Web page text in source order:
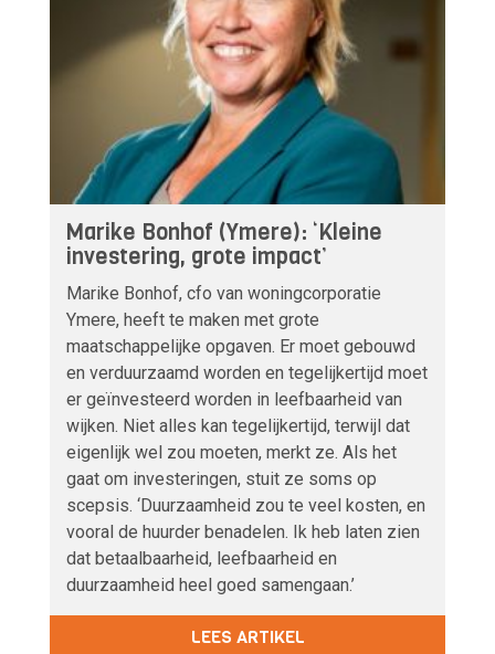
Marike Bonhof (Ymere): ‘Kleine
investering, grote impact’
Marike Bonhof, cfo van woningcorporatie
Ymere, heeft te maken met grote
maatschappelijke opgaven. Er moet gebouwd
en verduurzaamd worden en tegelijkertijd moet
er geïnvesteerd worden in leefbaarheid van
wijken. Niet alles kan tegelijkertijd, terwijl dat
eigenlijk wel zou moeten, merkt ze. Als het
gaat om investeringen, stuit ze soms op
scepsis. ‘Duurzaamheid zou te veel kosten, en
vooral de huurder benadelen. Ik heb laten zien
dat betaalbaarheid, leefbaarheid en
duurzaamheid heel goed samengaan.’
LEES ARTIKEL